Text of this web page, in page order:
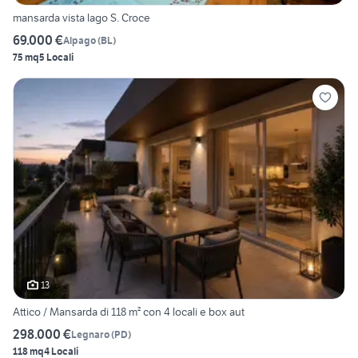
mansarda vista lago S. Croce
69.000 €Alpago(BL)
75 mq5 Locali
13
Attico / Mansarda di 118 m² con 4 locali e box aut
298.000 €Legnaro(PD)
118 mq4 Locali